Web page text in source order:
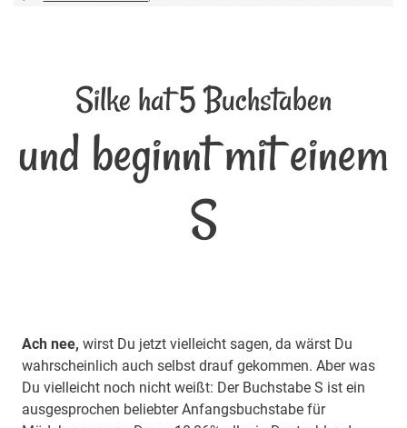
Silke hat 5 Buchstaben
und beginnt mit einem
S
Ach nee, wirst Du jetzt vielleicht sagen, da wärst Du
wahrscheinlich auch selbst drauf gekommen. Aber was
Du vielleicht noch nicht weißt: Der Buchstabe S ist ein
ausgesprochen beliebter Anfangsbuchstabe für